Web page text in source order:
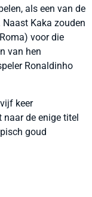
als een van de
Kaka zouden
voor die
van hen
Ronaldinho
keer
naar de enige titel
goud